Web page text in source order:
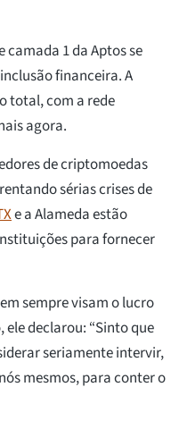
camada 1 da Aptos se
financeira. A
total, com a rede
agora.
de criptomoedas
sérias crises de
e a Alameda estão
para fornecer
sempre visam o lucro
declarou: “Sinto que
seriamente intervir,
mesmos, para conter o